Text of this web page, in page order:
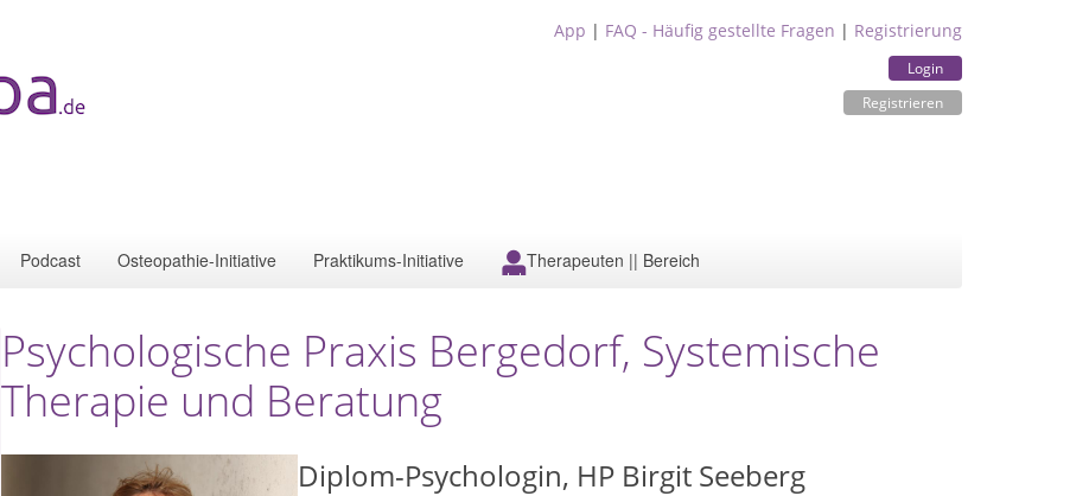
App | FAQ - Häufig gestellte Fragen | Registrierung
Login
Registrieren
Podcast Osteopathie-Initiative Praktikums-Initiative Therapeuten || Bereich
Psychologische Praxis Bergedorf, Systemische
Therapie und Beratung
Diplom-Psychologin, HP Birgit Seeberg